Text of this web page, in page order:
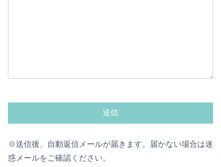
※送信後、自動返信メールが届きます。届かない場合は迷
惑メールをご確認ください。